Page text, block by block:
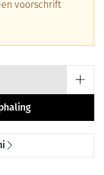
voorschrift